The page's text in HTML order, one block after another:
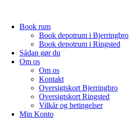
Book rum
Book depotrum i Bjerringbro
Book depotrum i Ringsted
Sådan gør du
Om os
Om os
Kontakt
Oversigtskort Bjerringbro
Oversigtskort Ringsted
Vilkår og betingelser
Min Konto